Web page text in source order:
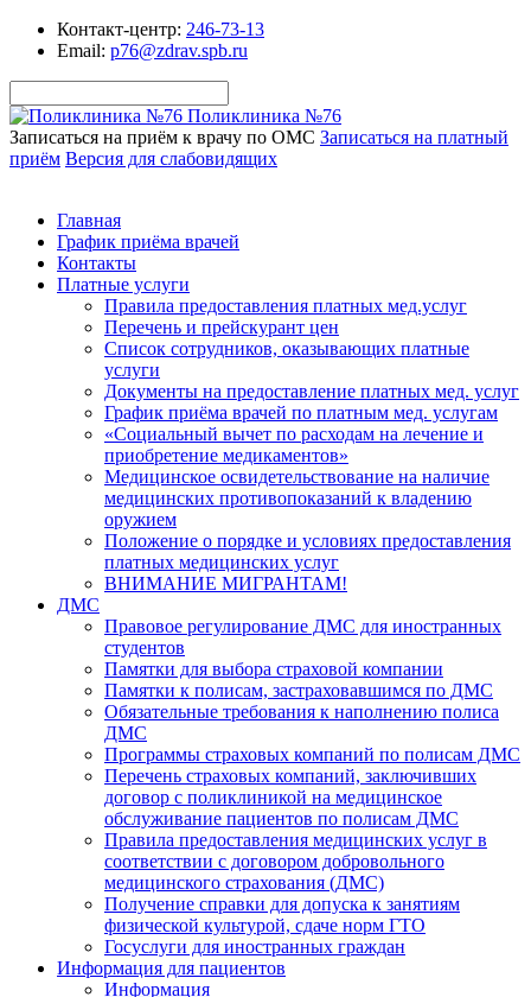
Контакт-центр: 246-73-13
Email: p76@zdrav.spb.ru
Поликлиника №76
Записаться на приём к врачу по ОМС Записаться на платный
приём Версия для слабовидящих
Главная
График приёма врачей
Контакты
Платные услуги
Правила предоставления платных мед.услуг
Перечень и прейскурант цен
Список сотрудников, оказывающих платные
услуги
Документы на предоставление платных мед. услуг
График приёма врачей по платным мед. услугам
«Социальный вычет по расходам на лечение и
приобретение медикаментов»
Медицинское освидетельствование на наличие
медицинских противопоказаний к владению
оружием
Положение о порядке и условиях предоставления
платных медицинских услуг
ВНИМАНИЕ МИГРАНТАМ!
ДМС
Правовое регулирование ДМС для иностранных
студентов
Памятки для выбора страховой компании
Памятки к полисам, застраховавшимся по ДМС
Обязательные требования к наполнению полиса
ДМС
Программы страховых компаний по полисам ДМС
Перечень страховых компаний, заключивших
договор с поликлиникой на медицинское
обслуживание пациентов по полисам ДМС
Правила предоставления медицинских услуг в
соответствии с договором добровольного
медицинского страхования (ДМС)
Получение справки для допуска к занятиям
физической культурой, сдаче норм ГТО
Госуслуги для иностранных граждан
Информация для пациентов
Информация